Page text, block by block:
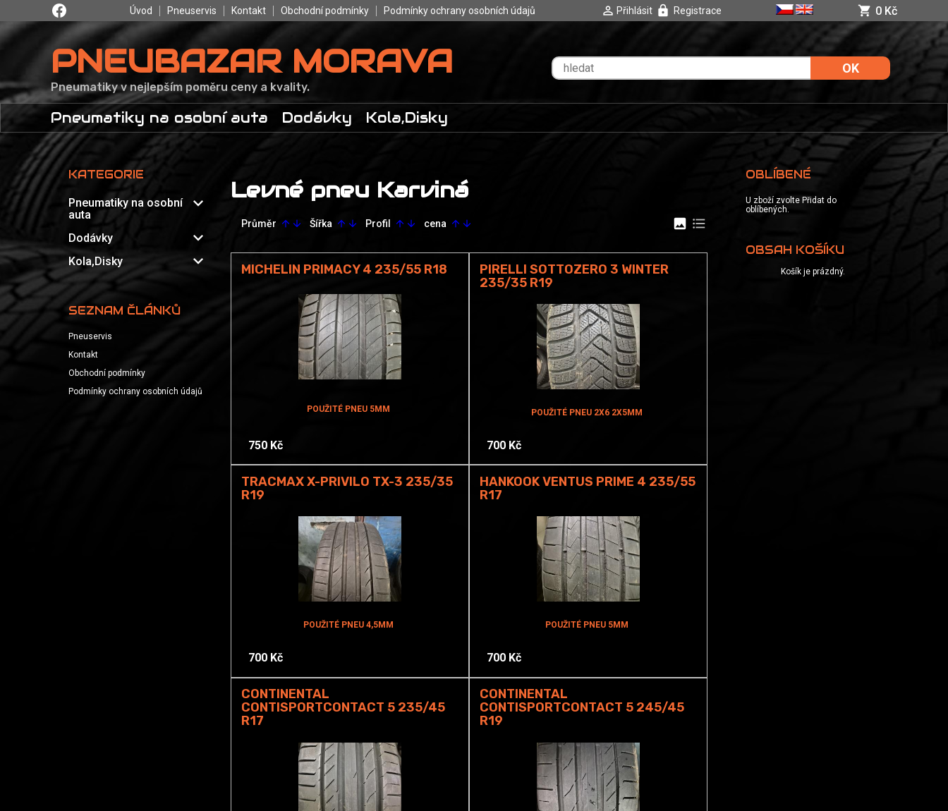
Úvod Pneuservis Kontakt Obchodní podmínky Podmínky ochrany osobních údajů Přihlásit Registrace 0 Kč
PNEUBAZAR MORAVA
Pneumatiky v nejlepším poměru ceny a kvality.
Pneumatiky na osobní auta Dodávky Kola,Disky
KATEGORIE
Pneumatiky na osobní
auta
expand_more
Dodávky expand_more
Kola,Disky expand_more
SEZNAM ČLÁNKŮ
Pneuservis
Kontakt
Obchodní podmínky
Podmínky ochrany osobních údajů
Levné pneu Karviná
Průměr arrow_upward arrow_downward Šířka arrow_upward arrow_downward Profil arrow_upward arrow_downward cena arrow_upward arrow_downward image format_list_bulleted
MICHELIN PRIMACY 4 235/55 R18
POUŽITÉ PNEU 5MM
750 Kč
PIRELLI SOTTOZERO 3 WINTER
235/35 R19
POUŽITÉ PNEU 2X6 2X5MM
700 Kč
TRACMAX X-PRIVILO TX-3 235/35
R19
POUŽITÉ PNEU 4,5MM
700 Kč
HANKOOK VENTUS PRIME 4 235/55
R17
POUŽITÉ PNEU 5MM
700 Kč
CONTINENTAL
CONTISPORTCONTACT 5 235/45
R17
CONTINENTAL
CONTISPORTCONTACT 5 245/45
R19
OBLÍBENÉ
U zboží zvolte Přidat do
oblíbených.
OBSAH KOŠÍKU
Košík je prázdný.